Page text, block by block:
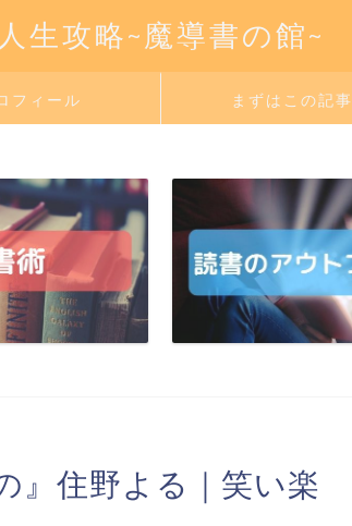
人生攻略~魔導書の館~
フィール まずはこの記事
』住野よる｜笑い楽